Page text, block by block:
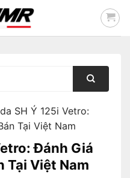
SH Ý 125i Vetro:
Tại Việt Nam
Đánh Giá
Tại Việt Nam